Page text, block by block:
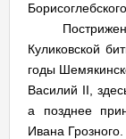
Куликовской
годы
Василий II,
а позднее
Ивана Грозного.